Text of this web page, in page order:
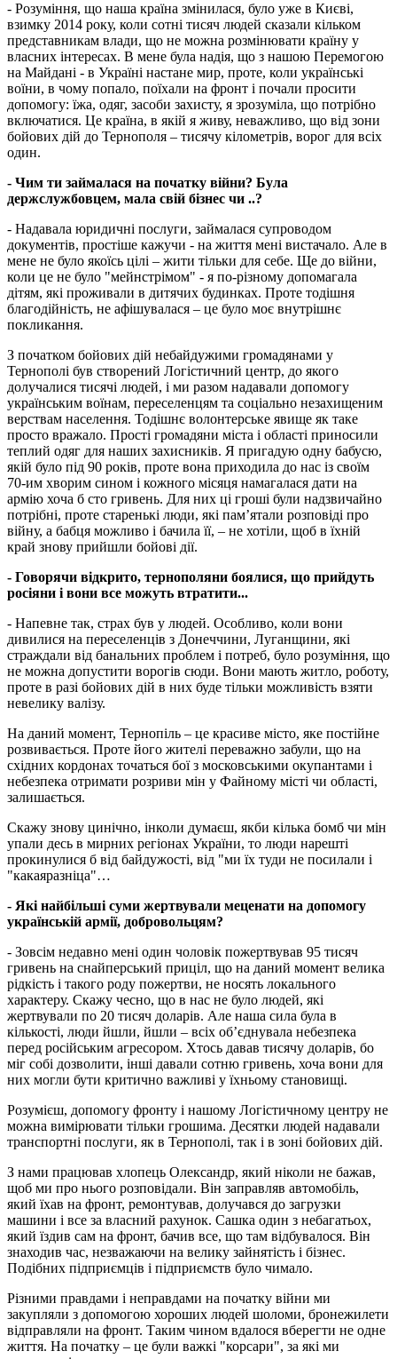
- Розуміння, що наша країна змінилася, було уже в Києві,
взимку 2014 року, коли сотні тисяч людей сказали кільком
представникам влади, що не можна розмінювати країну у
власних інтересах. В мене була надія, що з нашою Перемогою
на Майдані - в Україні настане мир, проте, коли українські
воїни, в чому попало, поїхали на фронт і почали просити
допомогу: їжа, одяг, засоби захисту, я зрозуміла, що потрібно
включатися. Це країна, в якій я живу, неважливо, що від зони
бойових дій до Тернополя – тисячу кілометрів, ворог для всіх
один.
- Чим ти займалася на початку війни? Була
держслужбовцем, мала свій бізнес чи ..?
- Надавала юридичні послуги, займалася супроводом
документів, простіше кажучи - на життя мені вистачало. Але в
мене не було якоїсь цілі – жити тільки для себе. Ще до війни,
коли це не було "мейнстрімом" - я по-різному допомагала
дітям, які проживали в дитячих будинках. Проте тодішня
благодійність, не афішувалася – це було моє внутрішнє
покликання.
З початком бойових дій небайдужими громадянами у
Тернополі був створений Логістичний центр, до якого
долучалися тисячі людей, і ми разом надавали допомогу
українським воїнам, переселенцям та соціально незахищеним
верствам населення. Тодішнє волонтерське явище як таке
просто вражало. Прості громадяни міста і області приносили
теплий одяг для наших захисників. Я пригадую одну бабусю,
якій було під 90 років, проте вона приходила до нас із своїм
70-им хворим сином і кожного місяця намагалася дати на
армію хоча б сто гривень. Для них ці гроші були надзвичайно
потрібні, проте старенькі люди, які пам’ятали розповіді про
війну, а бабця можливо і бачила її, – не хотіли, щоб в їхній
край знову прийшли бойові дії.
- Говорячи відкрито, тернополяни боялися, що прийдуть
росіяни і вони все можуть втратити...
- Напевне так, страх був у людей. Особливо, коли вони
дивилися на переселенців з Донеччини, Луганщини, які
страждали від банальних проблем і потреб, було розуміння, що
не можна допустити ворогів сюди. Вони мають житло, роботу,
проте в разі бойових дій в них буде тільки можливість взяти
невелику валізу.
На даний момент, Тернопіль – це красиве місто, яке постійне
розвивається. Проте його жителі переважно забули, що на
східних кордонах точаться бої з московськими окупантами і
небезпека отримати розриви мін у Файному місті чи області,
залишається.
Скажу знову цинічно, інколи думаєш, якби кілька бомб чи мін
упали десь в мирних регіонах України, то люди нарешті
прокинулися б від байдужості, від "ми їх туди не посилали і
"какаяразніца"…
- Які найбільші суми жертвували меценати на допомогу
українській армії, добровольцям?
- Зовсім недавно мені один чоловік пожертвував 95 тисяч
гривень на снайперський приціл, що на даний момент велика
рідкість і такого роду пожертви, не носять локального
характеру. Скажу чесно, що в нас не було людей, які
жертвували по 20 тисяч доларів. Але наша сила була в
кількості, люди йшли, йшли – всіх об’єднувала небезпека
перед російським агресором. Хтось давав тисячу доларів, бо
міг собі дозволити, інші давали сотню гривень, хоча вони для
них могли бути критично важливі у їхньому становищі.
Розумієш, допомогу фронту і нашому Логістичному центру не
можна вимірювати тільки грошима. Десятки людей надавали
транспортні послуги, як в Тернополі, так і в зоні бойових дій.
З нами працював хлопець Олександр, який ніколи не бажав,
щоб ми про нього розповідали. Він заправляв автомобіль,
який їхав на фронт, ремонтував, долучався до загрузки
машини і все за власний рахунок. Сашка один з небагатьох,
який їздив сам на фронт, бачив все, що там відбувалося. Він
знаходив час, незважаючи на велику зайнятість і бізнес.
Подібних підприємців і підприємств було чимало.
Різними правдами і неправдами на початку війни ми
закупляли з допомогою хороших людей шоломи, бронежилети
відправляли на фронт. Таким чином вдалося вберегти не одне
життя. На початку – це були важкі "корсари", за які ми